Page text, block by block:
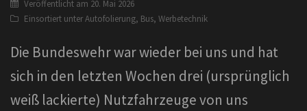
Veröffentlicht am 20. Mai 2026
Einsortiert unterAutofolierung, Bus, Werbetechnik
Die Bundeswehr war wieder bei uns und hat
sich in den letzten Wochen drei (ursprünglich
weiß lackierte) Nutzfahrzeuge von uns